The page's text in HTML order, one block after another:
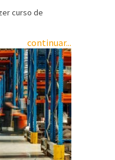
curso de
continuar...